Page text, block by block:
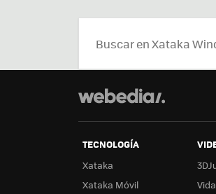
TECNOLOGÍA
Xataka
Xataka Móvil